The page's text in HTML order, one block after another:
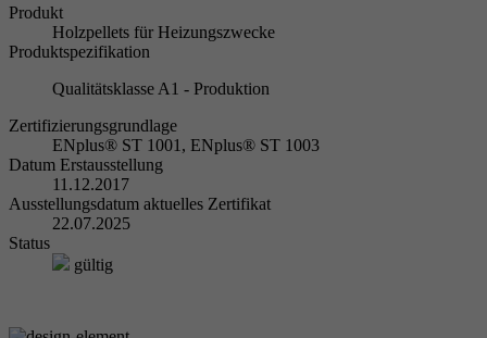
Produkt
Holzpellets für Heizungszwecke
Produktspezifikation
Qualitätsklasse A1 - Produktion
Zertifizierungsgrundlage
ENplus® ST 1001, ENplus® ST 1003
Datum Erstausstellung
11.12.2017
Ausstellungsdatum aktuelles Zertifikat
22.07.2025
Status
gültig